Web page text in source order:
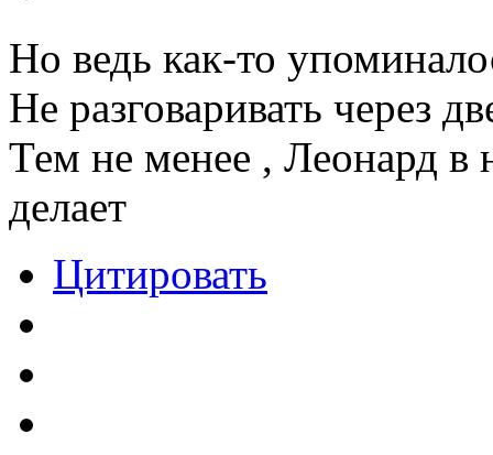
Но ведь как-то
Не разговаривать через
Тем не менее , Леонард в
делает
Цитировать